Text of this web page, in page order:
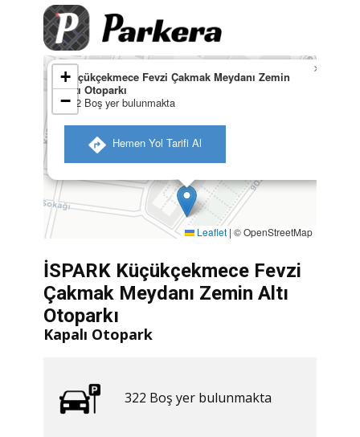
Küçükçekmece Fevzi Çakmak Meydanı Zemin
Altı Otoparkı
322 Boş yer bulunmakta
​ Hemen Yol Tarifi Al
×
+
−
Leaflet | © OpenStreetMap
İSPARK Küçükçekmece Fevzi
Çakmak Meydanı Zemin Altı
Otoparkı
Kapalı Otopark
322 ​​Boş yer bulunmakta